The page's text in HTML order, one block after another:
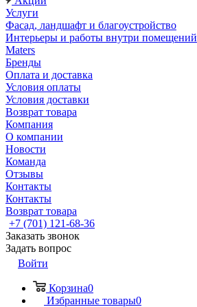
Услуги
Фасад, ландшафт и благоустройство
Интерьеры и работы внутри помещений
Maters
Бренды
Оплата и доставка
Условия оплаты
Условия доставки
Возврат товара
Компания
О компании
Новости
Команда
Отзывы
Контакты
Контакты
Возврат товара
+7 (701) 121-68-36
Заказать звонок
Задать вопрос
Войти
Корзина0
Избранные товары0